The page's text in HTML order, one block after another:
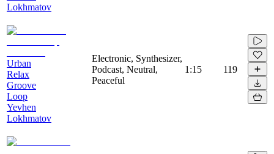
Lokhmatov
Urban
Relax
Groove
Loop
Yevhen
Lokhmatov
Electronic, Synthesizer,
Podcast, Neutral,
Peaceful
1:15 119